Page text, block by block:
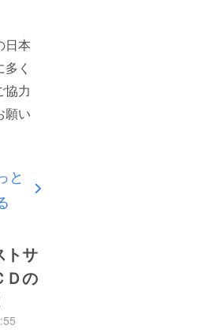
日本
く
協力
願い
と
トサ
Ｄの